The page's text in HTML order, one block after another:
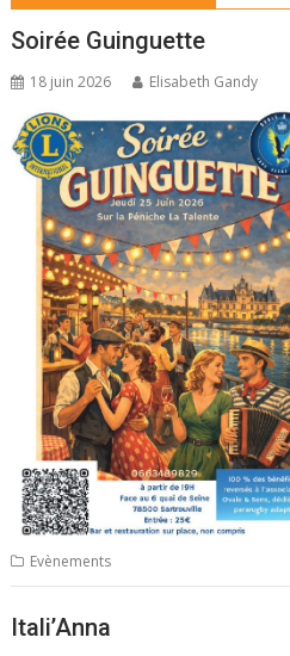
Soirée Guinguette
18 juin 2026 Elisabeth Gandy
Evènements
Itali’Anna